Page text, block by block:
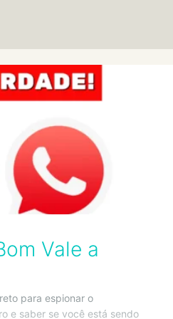
Vale a
para espionar o
e saber se você está sendo